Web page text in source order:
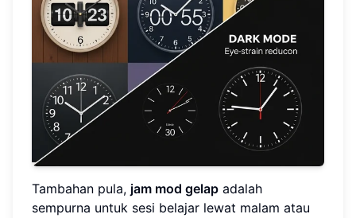
Tambahan pula, jam mod gelap adalah
sempurna untuk sesi belajar lewat malam atau